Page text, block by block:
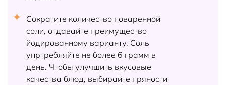
Сократите количество поваренной
соли, отдавайте преимущество
йодированному варианту. Соль
упртребляйте не более 6 грамм в
день. Чтобы улучшить вкусовые
качества блюд, выбирайте пряности